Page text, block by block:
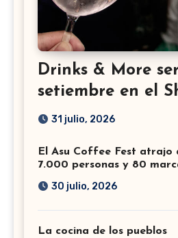
Drinks & More
setiembre en el
31 julio, 2026
El Asu Coffee Fest atrajo
7.000 personas y 80
30 julio, 2026
La cocina de los pueblos